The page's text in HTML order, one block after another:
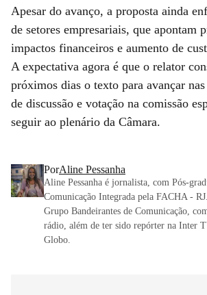
Apesar do avanço, a proposta ainda
de setores empresariais, que apontam
impactos financeiros e aumento de
A expectativa agora é que o relator
próximos dias o texto para avançar
de discussão e votação na comissão
seguir ao plenário da Câmara.
PorAline Pessanha
Aline Pessanha é jornalista, com Pós-
Comunicação Integrada pela FACHA -
Grupo Bandeirantes de Comunicação,
rádio, além de ter sido repórter na Inter
Globo.